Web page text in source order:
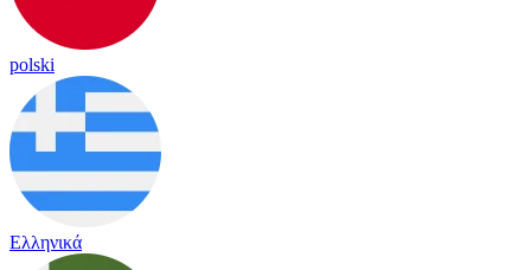
polski
Ελληνικά